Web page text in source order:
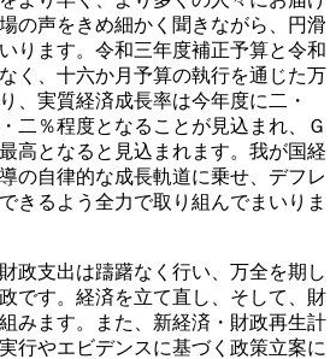
の声をきめ細かく聞きながら、円滑
ります。令和三年度補正予算と令和
く、十六か月予算の執行を通じた万
、実質経済成長率は今年度に二・
二％程度となることが見込まれ、Ｇ
高となると見込まれます。我が国経
の自律的な成長軌道に乗せ、デフレ
きるよう全力で取り組んでまいりま
政支出は躊躇なく行い、万全を期し
です。経済を立て直し、そして、財
みます。また、新経済・財政再生計
行やエビデンスに基づく政策立案に